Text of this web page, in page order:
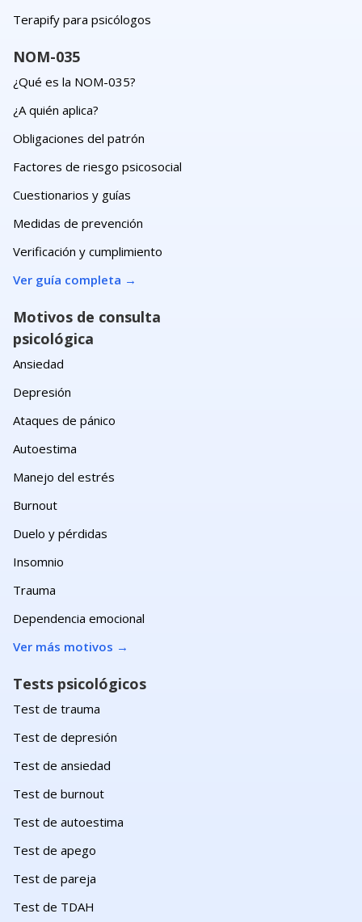
Terapify para psicólogos
NOM-035
¿Qué es la NOM-035?
¿A quién aplica?
Obligaciones del patrón
Factores de riesgo psicosocial
Cuestionarios y guías
Medidas de prevención
Verificación y cumplimiento
Ver guía completa →
Motivos de consulta
psicológica
Ansiedad
Depresión
Ataques de pánico
Autoestima
Manejo del estrés
Burnout
Duelo y pérdidas
Insomnio
Trauma
Dependencia emocional
Ver más motivos →
Tests psicológicos
Test de trauma
Test de depresión
Test de ansiedad
Test de burnout
Test de autoestima
Test de apego
Test de pareja
Test de TDAH